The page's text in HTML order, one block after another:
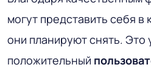
могут представить себя в
они планируют снять. Это
положительный